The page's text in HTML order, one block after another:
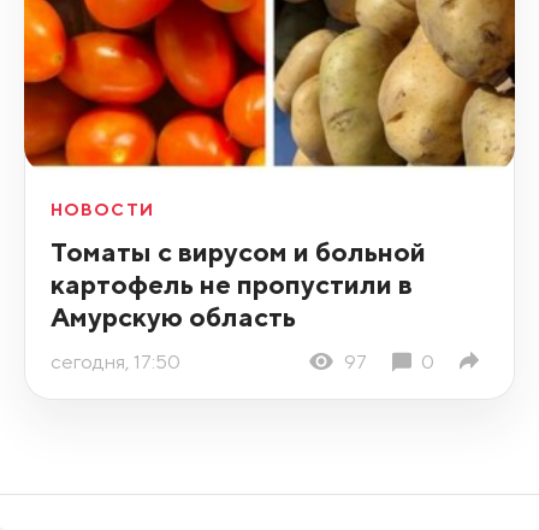
НОВОСТИ
Томаты с вирусом и больной
картофель не пропустили в
Амурскую область
сегодня, 17:50 97 0